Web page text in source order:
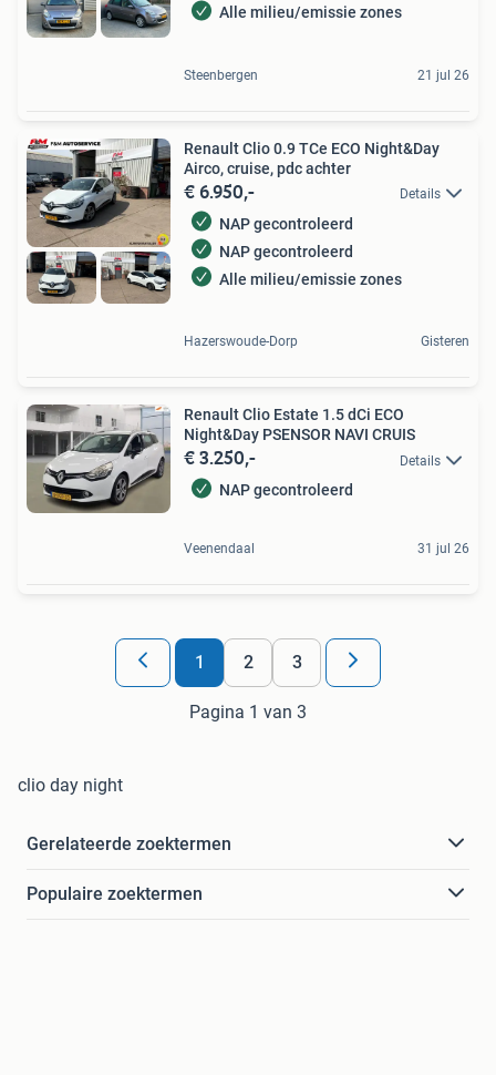
Alle milieu/emissie zones
Steenbergen 21 jul 26
Renault Clio 0.9 TCe ECO Night&Day
Airco, cruise, pdc achter
€ 6.950,- Details
NAP gecontroleerd
NAP gecontroleerd
Alle milieu/emissie zones
Hazerswoude-Dorp Gisteren
Renault Clio Estate 1.5 dCi ECO
Night&Day PSENSOR NAVI CRUIS
€ 3.250,- Details
NAP gecontroleerd
Veenendaal 31 jul 26
1 2 3
Pagina 1 van 3
clio day night
Gerelateerde zoektermen
Populaire zoektermen